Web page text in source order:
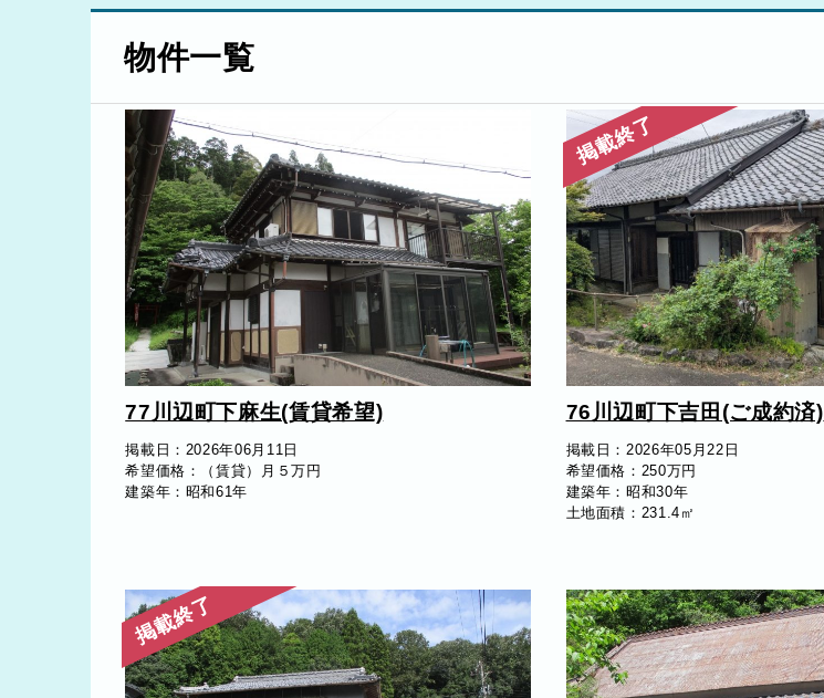
物件一覧
77川辺町下麻生(賃貸希望)
掲載日：2026年06月11日
希望価格：（賃貸）月５万円
建築年：昭和61年
掲載終了
76川辺町下吉田(ご成約済)
掲載日：2026年05月22日
希望価格：250万円
建築年：昭和30年
土地面積：231.4㎡
掲載終了